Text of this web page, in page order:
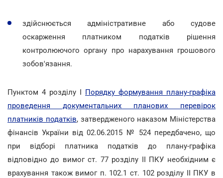
здійснюється адміністративне або судове
оскарження платником податків рішення
контролюючого органу про нарахування грошового
зобов'язання.
Пунктом 4 розділу І Порядку формування плану-графіка
проведення документальних планових перевірок
платників податків, затвердженого наказом Міністерства
фінансів України від 02.06.2015 № 524 передбачено, що
при відборі платника податків до плану-графіка
відповідно до вимог ст. 77 розділу II ПКУ необхідним є
врахування також вимог п. 102.1 ст. 102 розділу II ПКУ в